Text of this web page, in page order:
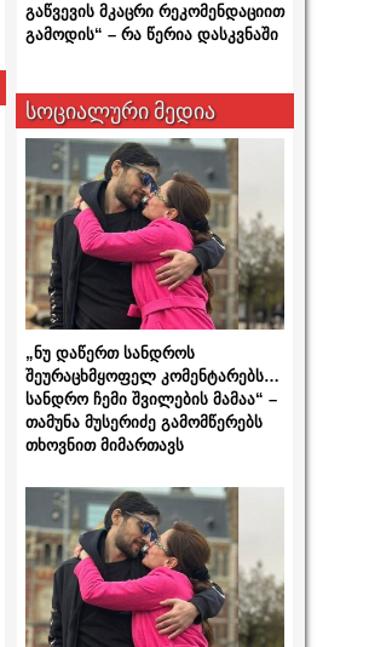
გაწვევის მკაცრი რეკომენდაციით
გამოდის“ – რა წერია დასკვნაში
სოციალური მედია
„ნუ დაწერთ სანდროს
შეურაცხმყოფელ კომენტარებს…
სანდრო ჩემი შვილების მამაა“ –
თამუნა მუსერიძე გამომწერებს
თხოვნით მიმართავს